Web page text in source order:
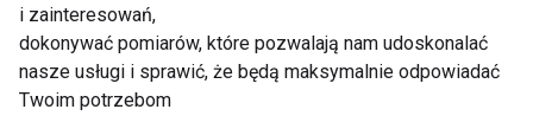
ekologicznej z terminami takimi jak „zdrowa
żywność” czy „slow food”, które mogą, ale nie muszą
być certyfikowane, dlatego warto uważnie czytać
informacje zawarte na etykiecie.
i zainteresowań,
dokonywać pomiarów, które pozwalają nam udoskonalać
nasze usługi i sprawić, że będą maksymalnie odpowiadać
Twoim potrzebom